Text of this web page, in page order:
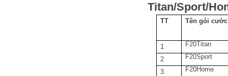
Titan/Sport/
TT Tên gói cước
1
F20Titan
2
F20Sport
3
F20Home